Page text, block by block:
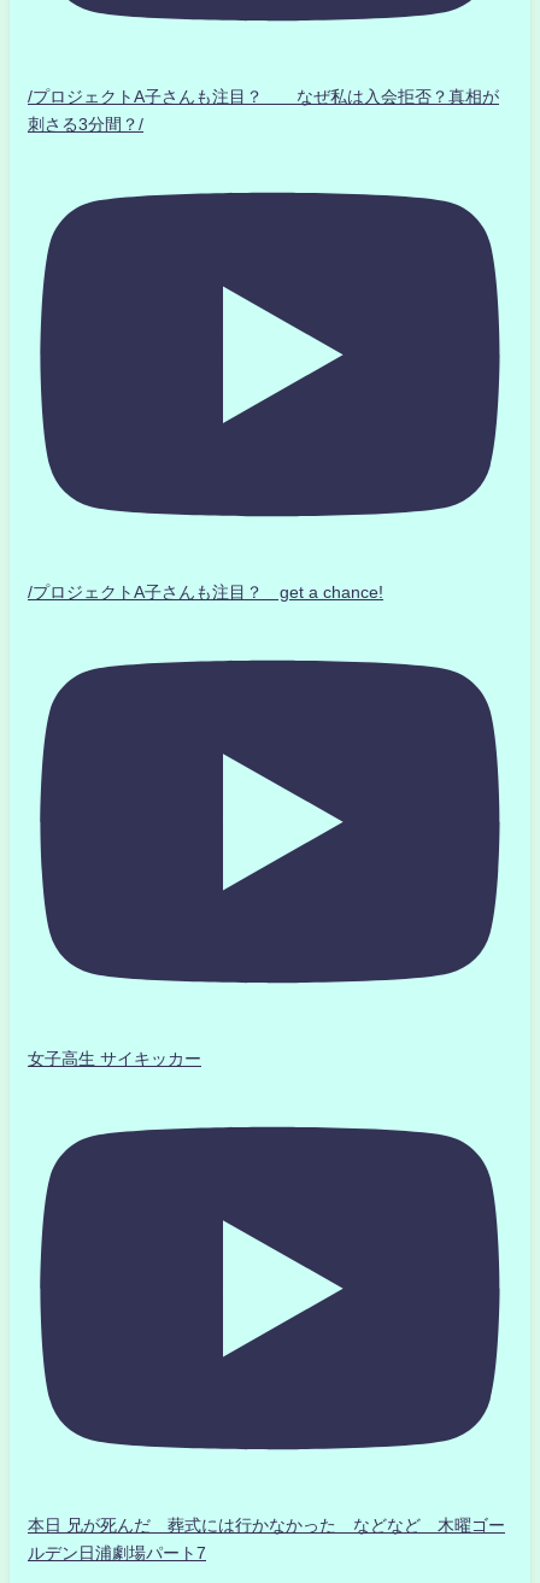
/プロジェクトA子さんも注目？ なぜ私は入会拒否？真相が
刺さる3分間？/
/プロジェクトA子さんも注目？ get a chance!
女子高生 サイキッカー
本日 兄が死んだ 葬式には行かなかった などなど 木曜ゴー
ルデン日浦劇場パート7